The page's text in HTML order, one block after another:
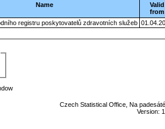
Name
Valid
from
registru poskytovatelů zdravotních služeb
Czech Statistical Office, Na
Version: